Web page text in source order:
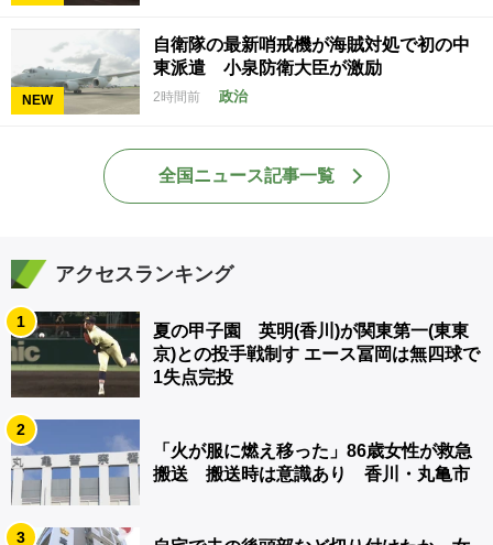
NEW
自衛隊の最新哨戒機が海賊対処で初の中
東派遣 小泉防衛大臣が激励
2時間前 政治
全国ニュース記事一覧
アクセスランキング
1
夏の甲子園 英明(香川)が関東第一(東東
京)との投手戦制す エース冨岡は無四球で
1失点完投
2
「火が服に燃え移った」86歳女性が救急
搬送 搬送時は意識あり 香川・丸亀市
3